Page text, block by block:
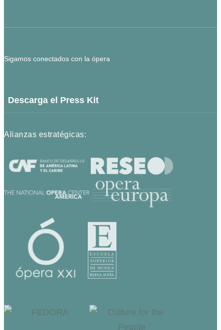
Sigamos conectados con la ópera
Descarga el Press Kit
Alianzas estratégicas: